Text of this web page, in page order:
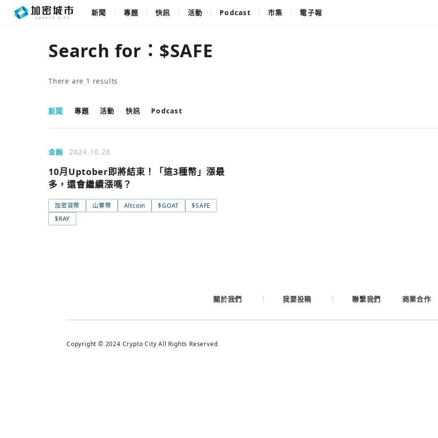
新聞 專題 快訊 活動 Podcast 市集 電子報
Search for： $SAFE
There are 1 results
新聞 專題 活動 快訊 Podcast
金融 2024.10.28
10月Uptober即將結束！「這3種幣」漲最
多，還會繼續漲嗎？
加密貨幣 山寨幣 Altcoin $GOAT
$SAFE
$RAY
Email
關於我們 我要投稿 聯繫我們 商業合作
Copyright © 2024 Crypto City All Rights Reserved